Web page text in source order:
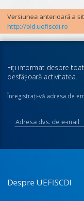
Versiunea anterioară a
http://old.uefiscdi.ro
Fiţi informat despre
desfăşoară activitatea.
Înregistraţi-vă adresa de
Despre UEFISCDI